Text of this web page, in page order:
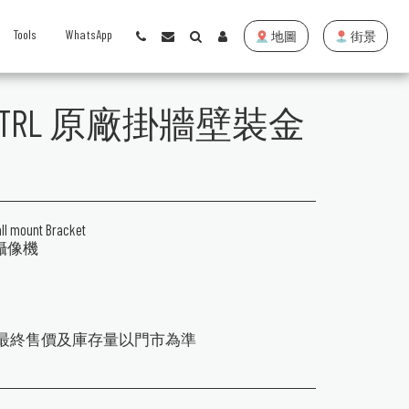
Tools WhatsApp 地圖 街景
TRL 原廠掛牆壁裝金
mount Bracket
像機
終售價及庫存量以門市為準